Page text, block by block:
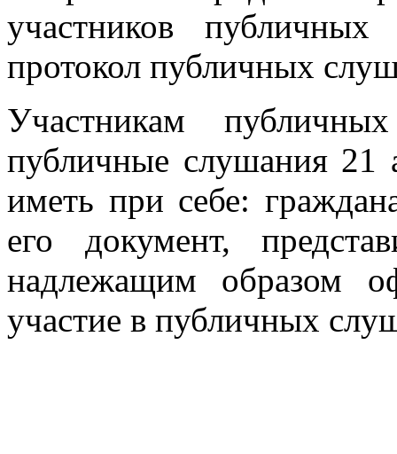
участников
протокол публичных
Участникам
публичные слушания 21
иметь при себе:
его документ,
надлежащим образом
участие в публичных